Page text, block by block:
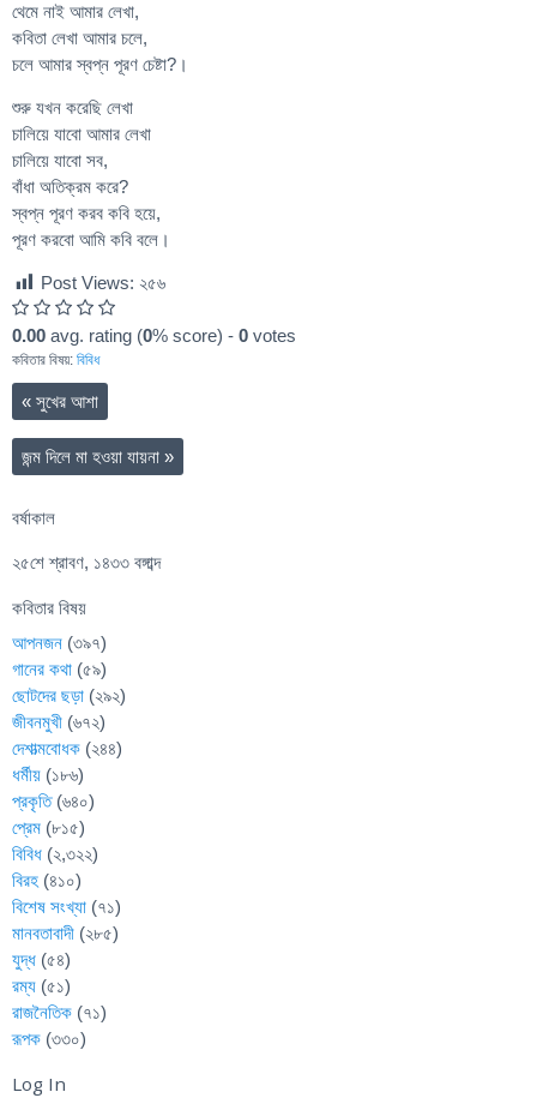
থেমে নাই আমার লেখা,
কবিতা লেখা আমার চলে,
চলে আমার স্বপ্ন পূরণ চেষ্টা?।
শুরু যখন করেছি লেখা
চালিয়ে যাবো আমার লেখা
চালিয়ে যাবো সব,
বাঁধা অতিক্রম করে?
স্বপ্ন পূরণ করব কবি হয়ে,
পূরণ করবো আমি কবি বলে।
Post Views: ২৫৬
0.00 avg. rating (0% score) - 0 votes
কবিতার বিষয়: বিবিধ
« সুখের আশা
জন্ম দিলে মা হওয়া যায়না »
বর্ষাকাল
২৫শে শ্রাবণ, ১৪৩৩ বঙ্গাব্দ
কবিতার বিষয়
আপনজন (৩৯৭)
গানের কথা (৫৯)
ছোটদের ছড়া (২৯২)
জীবনমুখী (৬৭২)
দেশাত্মবোধক (২৪৪)
ধর্মীয় (১৮৬)
প্রকৃতি(৬৪০)
প্রেম (৮১৫)
বিবিধ (২,৩২২)
বিরহ (৪১০)
বিশেষ সংখ্যা (৭১)
মানবতাবাদী (২৮৫)
যুদ্ধ (৫৪)
রম্য (৫১)
রাজনৈতিক (৭১)
রূপক (৩৩০)
Log In